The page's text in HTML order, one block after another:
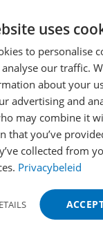
de hoogte!
onze
nieuwsbrief
Volg ons op
uses
to personalise
our traffic.
about your
advertising and
may combine it
that you’ve
collected from
Privacybeleid